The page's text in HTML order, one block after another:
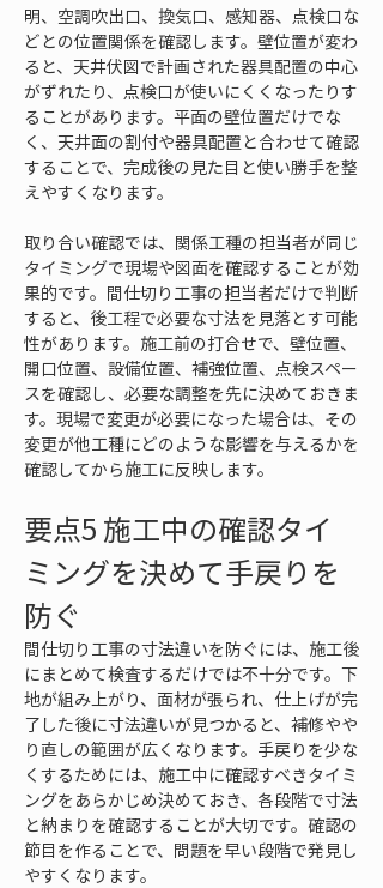
明、空調吹出口、換気口、感知器、点検口な
どとの位置関係を確認します。壁位置が変わ
ると、天井伏図で計画された器具配置の中心
がずれたり、点検口が使いにくくなったりす
ることがあります。平面の壁位置だけでな
く、天井面の割付や器具配置と合わせて確認
することで、完成後の見た目と使い勝手を整
えやすくなります。
取り合い確認では、関係工種の担当者が同じ
タイミングで現場や図面を確認することが効
果的です。間仕切り工事の担当者だけで判断
すると、後工程で必要な寸法を見落とす可能
性があります。施工前の打合せで、壁位置、
開口位置、設備位置、補強位置、点検スペー
スを確認し、必要な調整を先に決めておきま
す。現場で変更が必要になった場合は、その
変更が他工種にどのような影響を与えるかを
確認してから施工に反映します。
要点5 施工中の確認タイ
ミングを決めて手戻りを
防ぐ
間仕切り工事の寸法違いを防ぐには、施工後
にまとめて検査するだけでは不十分です。下
地が組み上がり、面材が張られ、仕上げが完
了した後に寸法違いが見つかると、補修やや
り直しの範囲が広くなります。手戻りを少な
くするためには、施工中に確認すべきタイミ
ングをあらかじめ決めておき、各段階で寸法
と納まりを確認することが大切です。確認の
節目を作ることで、問題を早い段階で発見し
やすくなります。